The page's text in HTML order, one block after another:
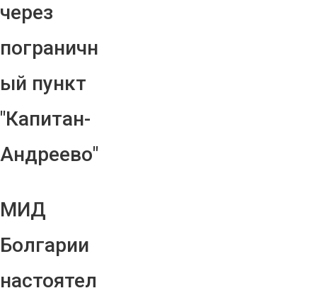
через
пограничн
ый пункт
"Капитан-
Андреево"
МИД
Болгарии
настоятел